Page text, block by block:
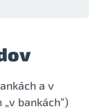
a v
bankách“)